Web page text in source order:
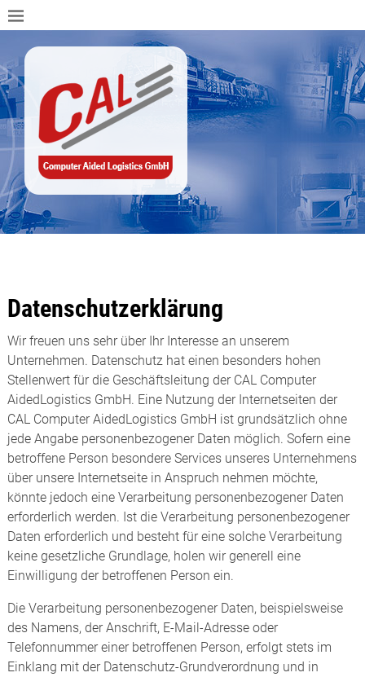
Datenschutzerklärung
Wir freuen uns sehr über Ihr Interesse an unserem
Unternehmen. Datenschutz hat einen besonders hohen
Stellenwert für die Geschäftsleitung der CAL Computer
AidedLogistics GmbH. Eine Nutzung der Internetseiten der
CAL Computer AidedLogistics GmbH ist grundsätzlich ohne
jede Angabe personenbezogener Daten möglich. Sofern eine
betroffene Person besondere Services unseres Unternehmens
über unsere Internetseite in Anspruch nehmen möchte,
könnte jedoch eine Verarbeitung personenbezogener Daten
erforderlich werden. Ist die Verarbeitung personenbezogener
Daten erforderlich und besteht für eine solche Verarbeitung
keine gesetzliche Grundlage, holen wir generell eine
Einwilligung der betroffenen Person ein.
Die Verarbeitung personenbezogener Daten, beispielsweise
des Namens, der Anschrift, E-Mail-Adresse oder
Telefonnummer einer betroffenen Person, erfolgt stets im
Einklang mit der Datenschutz-Grundverordnung und in